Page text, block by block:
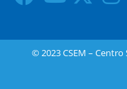
© 2023 CSEM –